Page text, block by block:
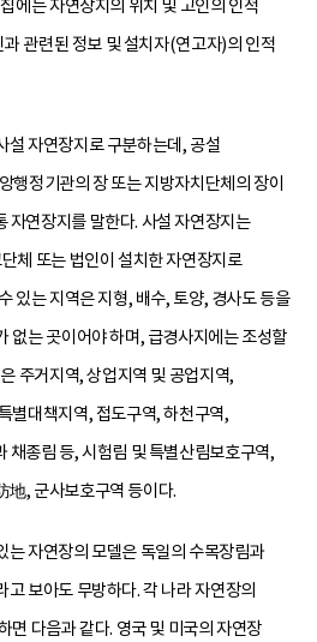
에는 자연장지의 위치 및 고인의 인적
관련된 정보 및 설치자(연고자)의 인적
설 자연장지로 구분하는데, 공설
행정기관의 장 또는 지방자치단체의 장이
자연장지를 말한다. 사설 자연장지는
체 또는 법인이 설치한 자연장지로
있는 지역은 지형, 배수, 토양, 경사도 등을
없는 곳이어야 하며, 급경사지에는 조성할
주거지역, 상업지역 및 공업지역,
별대책지역, 접도구역, 하천구역,
채종림 등, 시험림 및 특별산림보호구역,
地, 군사보호구역 등이다.
는 자연장의 모델은 독일의 수목장림과
보아도 무방하다. 각 나라 자연장의
면 다음과 같다. 영국 및 미국의 자연장